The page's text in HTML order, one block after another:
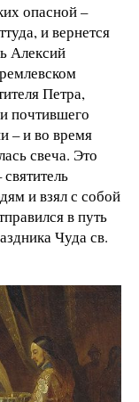
опасной –
и вернется
Алексий
Петра,
почтившего
– и во время
свеча. Это
и взял с собой
в путь
Чуда св.